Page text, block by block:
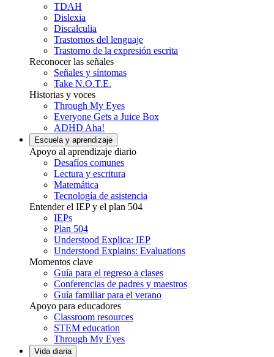
TDAH
Dislexia
Discalculia
Trastornos del lenguaje
Trastorno de la expresión escrita
Reconocer las señales
Señales y síntomas
Take N.O.T.E.
Historias y voces
Through My Eyes
Everyone Gets a Juice Box
ADHD Aha!
Escuela y aprendizaje
Apoyo al aprendizaje diario
Desafíos comunes
Lectura y escritura
Matemática
Tecnología de asistencia
Entender el IEP y el plan 504
IEPs
Plan 504
Understood Explica: IEP
Understood Explains: Evaluations
Momentos clave
Guía para el regreso a clases
Conferencias de padres y maestros
Guía familiar para el verano
Apoyo para educadores
Classroom resources
STEM education
Through My Eyes
Vida diaria